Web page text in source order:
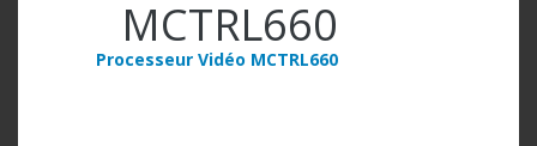
MCTRL660
Processeur Vidéo MCTRL660